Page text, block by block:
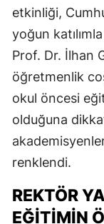
etkinliği,
yoğun
Prof. Dr. İlhan
öğretmenlik
okul öncesi
olduğuna
renklendi.
REKTÖR
EĞITIMIN